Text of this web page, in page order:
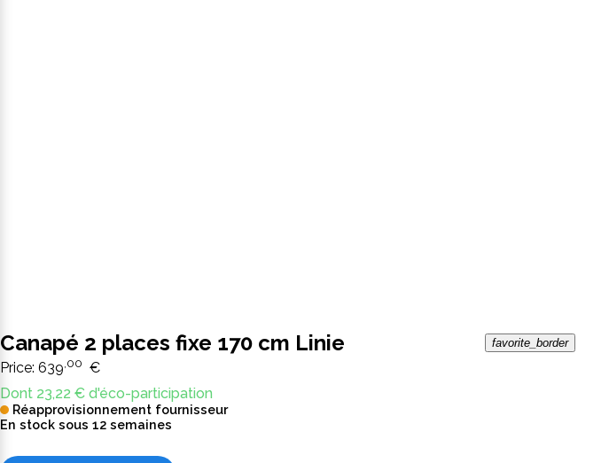
Canapé 2 places fixe 170 cm Linie favorite_border
Price: 639 ,00 €
Dont 23,22 € d'éco-participation
Réapprovisionnement fournisseur
En stock sous 12 semaines